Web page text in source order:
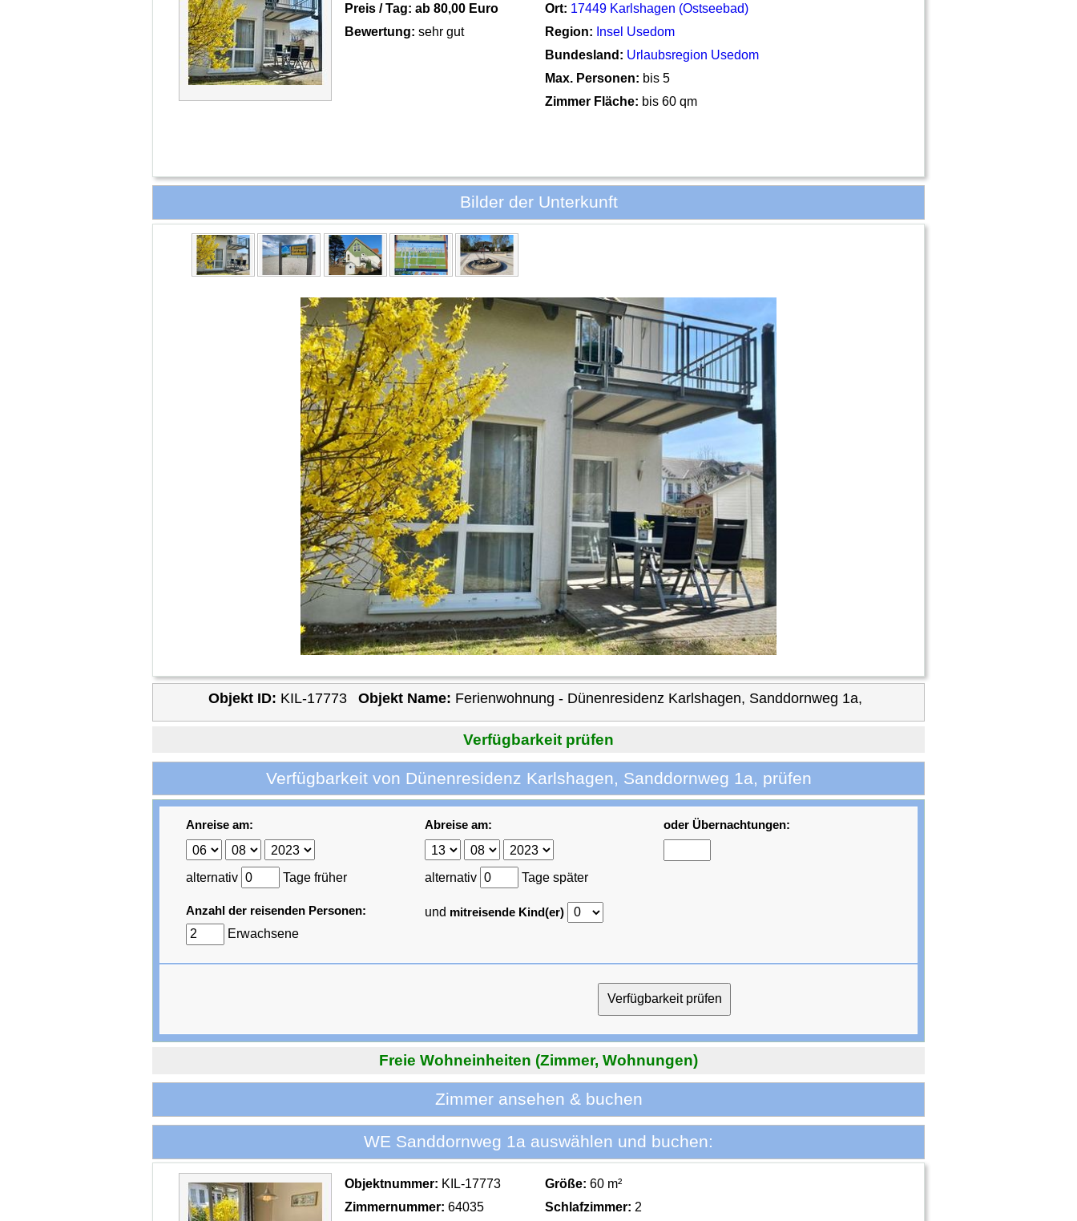
Preis / Tag: ab 80,00 Euro
Bewertung: sehr gut
Ort: 17449 Karlshagen (Ostseebad)
Region: Insel Usedom
Bundesland: Urlaubsregion Usedom
Max. Personen: bis 5
Zimmer Fläche: bis 60 qm
Bilder der Unterkunft
Objekt ID: KIL-17773 Objekt Name: Ferienwohnung - Dünenresidenz Karlshagen, Sanddornweg 1a,
Verfügbarkeit prüfen
Verfügbarkeit von Dünenresidenz Karlshagen, Sanddornweg 1a, prüfen
Anreise am:
alternativ Tage früher
Abreise am:
alternativ Tage später
oder Übernachtungen:
Anzahl der reisenden Personen:
Erwachsene
und mitreisende Kind(er)
Freie Wohneinheiten (Zimmer, Wohnungen)
Zimmer ansehen & buchen
WE Sanddornweg 1a auswählen und buchen:
Objektnummer: KIL-17773
Zimmernummer: 64035
Größe: 60 m²
Schlafzimmer: 2